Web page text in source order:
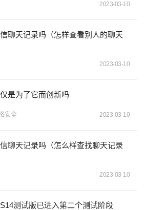
2023-03-10
聊天记录吗（怎样查看别人的聊天
2023-03-10
是为了它而创新吗
安全 2023-03-10
聊天记录吗（怎么样查找聊天记录
2023-03-10
测试版已进入第二个测试阶段